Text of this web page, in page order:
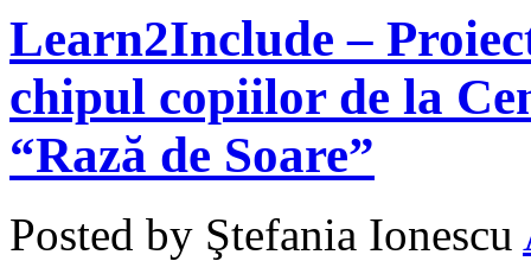
Learn2Include –
chipul copiilor de la
“Rază de Soare”
Posted by Ştefania Ionescu